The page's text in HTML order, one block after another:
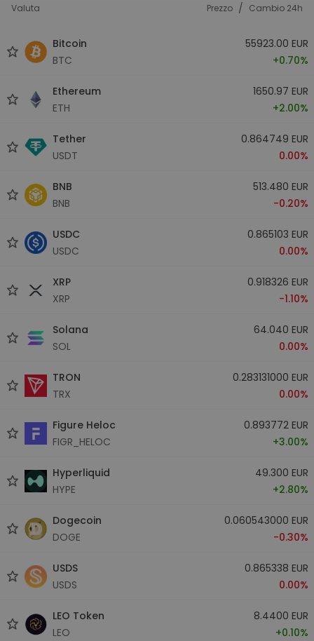
Valuta Prezzo / Cambio 24h
Bitcoin
BTC
55923.00 EUR
+0.70%
Ethereum
ETH
1650.97 EUR
+2.00%
Tether
USDT
0.864749 EUR
0.00%
BNB
BNB
513.480 EUR
-0.20%
USDC
USDC
0.865103 EUR
0.00%
XRP
XRP
0.918326 EUR
-1.10%
Solana
SOL
64.040 EUR
0.00%
TRON
TRX
0.283131000 EUR
0.00%
Figure Heloc
FIGR_HELOC
0.893772 EUR
+3.00%
Hyperliquid
HYPE
49.300 EUR
+2.80%
Dogecoin
DOGE
0.060543000 EUR
-0.30%
USDS
USDS
0.865338 EUR
0.00%
LEO Token
LEO
8.4400 EUR
+0.10%